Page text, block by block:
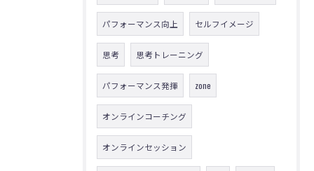
パフォーマンス向上 セルフイメージ
思考 思考トレーニング
パフォーマンス発揮 zone
オンラインコーチング
オンラインセッション